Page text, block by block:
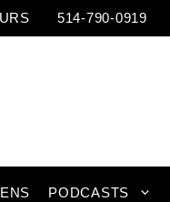
514-790-0919
PODCASTS